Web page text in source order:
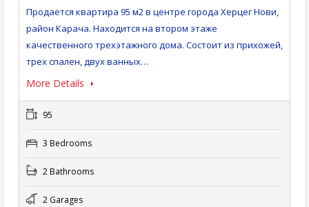
Продается квартира 95 м2 в центре города Херцег Нови,
район Карача. Находится на втором этаже
качественного трехэтажного дома. Состоит из прихожей,
трех спален, двух ванных…
More Details
95
3 Bedrooms
2 Bathrooms
2 Garages